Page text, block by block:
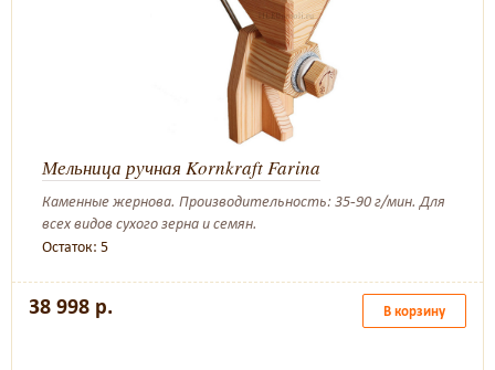
Мельница ручная Kornkraft Farina
Каменные жернова. Производительность: 35-90 г/мин. Для
всех видов сухого зерна и семян.
Остаток: 5
38 998 р. В корзину